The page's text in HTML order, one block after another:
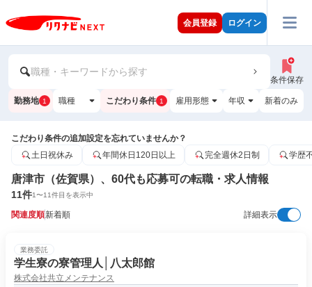
会員登録 ログイン
職種・キーワードから探す
条件保存
勤務地 1 職種 こだわり条件 1 雇用形態 年収 新着のみ
こだわり条件の追加設定を忘れていませんか？
土日祝休み
年間休日120日以上 完全週休2日制 学歴
唐津市（佐賀県）、60代も応募可の転職・求人情報
11件1〜11件目を表示中
関連度順新着順 詳細表示
業務委託
学生寮の寮管理人│八太郎館
株式会社共立メンテナンス